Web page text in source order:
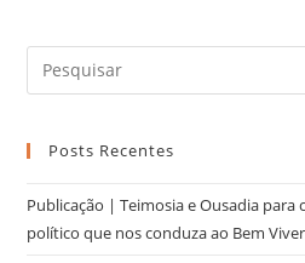
Posts Recentes
Publicação | Teimosia e Ousadia
político que nos conduza ao Bem Viver